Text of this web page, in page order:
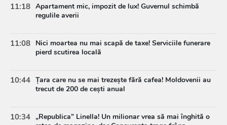
11:18 Apartament mic, impozit de lux! Guvernul schimbă
regulile averii
11:08 Nici moartea nu mai scapă de taxe! Serviciile funerare
pierd scutirea locală
10:44 Țara care nu se mai trezește fără cafea! Moldovenii au
trecut de 200 de cești anual
10:34 „Republica” Linella! Un milionar vrea să mai înghită o